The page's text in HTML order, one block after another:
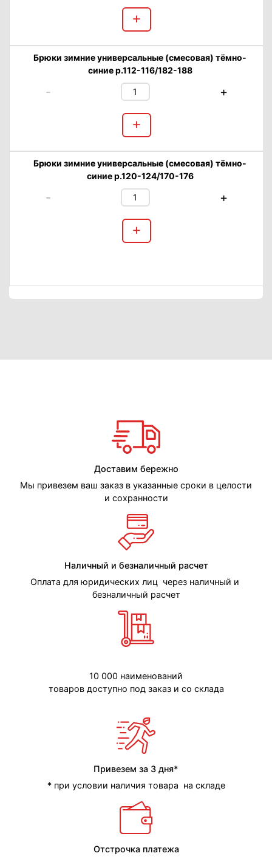
+
Брюки зимние универсальные (смесовая) тёмно-
синие р.112-116/182-188
- +
+
Брюки зимние универсальные (смесовая) тёмно-
синие р.120-124/170-176
- +
+
Доставим бережно
Мы привезем ваш заказ в указанные сроки в целости
и сохранности
Наличный и безналичный расчет
Оплата для юридических лиц через наличный и
безналичный расчет
10 000 наименований
товаров доступно под заказ и со склада
Привезем за 3 дня*
* при условии наличия товара на складе
Отстрочка платежа